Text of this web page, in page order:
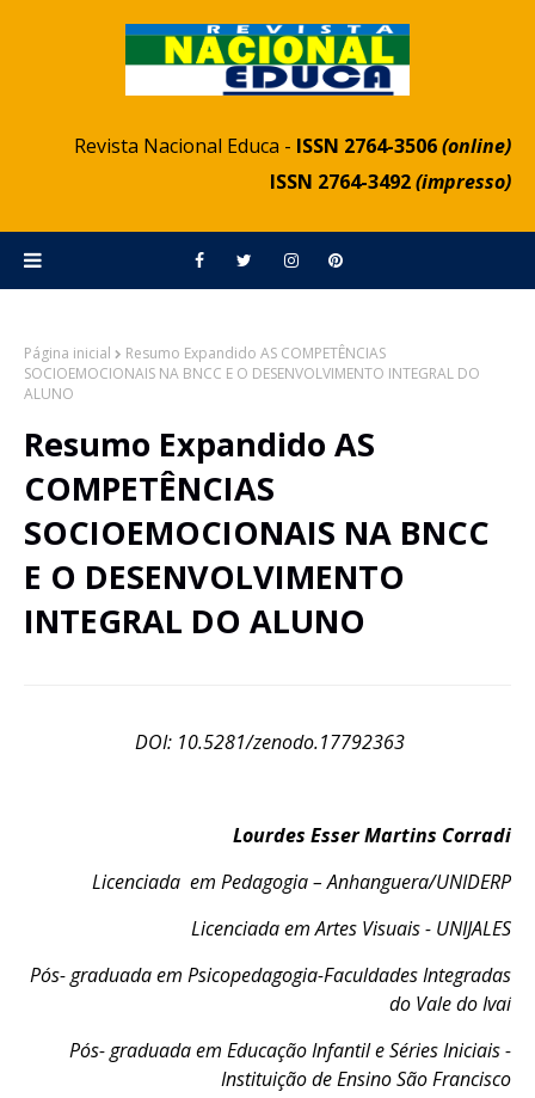
Revista Nacional Educa - ISSN 2764-3506(online)
ISSN 2764-3492(impresso)
Página inicial
Resumo Expandido AS COMPETÊNCIAS
SOCIOEMOCIONAIS NA BNCC E O DESENVOLVIMENTO INTEGRAL DO
ALUNO
Resumo Expandido AS
COMPETÊNCIAS
SOCIOEMOCIONAIS NA BNCC
E O DESENVOLVIMENTO
INTEGRAL DO ALUNO
DOI: 10.5281/zenodo.17792363
Lourdes Esser Martins Corradi
Licenciada em Pedagogia – Anhanguera/UNIDERP
Licenciada em Artes Visuais - UNIJALES
Pós- graduada em Psicopedagogia-Faculdades Integradas
do Vale do Ivaí
Pós- graduada em Educação Infantil e Séries Iniciais -
Instituição de Ensino São Francisco